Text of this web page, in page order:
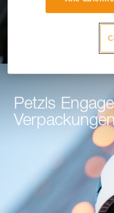
Petzls